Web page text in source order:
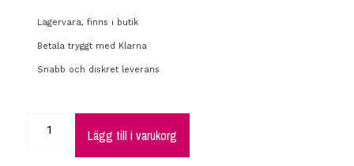
Lagervara, finns i butik
Betala tryggt med Klarna
Snabb och diskret leverans
Lägg till i varukorg